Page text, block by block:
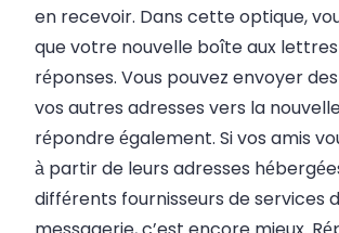
en recevoir. Dans cette optique,
que votre nouvelle boîte aux
réponses. Vous pouvez envoyer
vos autres adresses vers la
répondre également. Si vos amis
à partir de leurs adresses
différents fournisseurs de services